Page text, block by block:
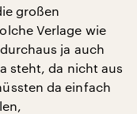
großen
Verlage wie
ja auch
steht, da nicht aus
da einfach